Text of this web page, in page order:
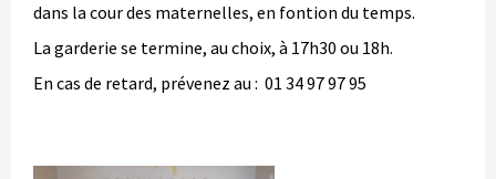
dans la cour des maternelles, en fontion du temps.
La garderie se termine, au choix, à 17h30 ou 18h.
En cas de retard, prévenez au : 01 34 97 97 95